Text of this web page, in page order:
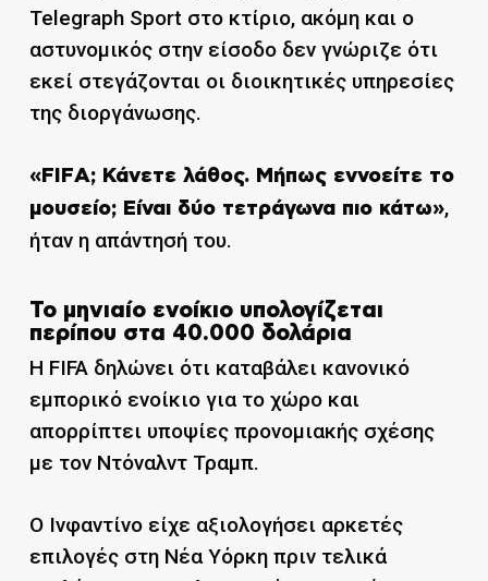
Telegraph Sport στο κτίριο, ακόμη και ο
αστυνομικός στην είσοδο δεν γνώριζε ότι
εκεί στεγάζονται οι διοικητικές υπηρεσίες
της διοργάνωσης.
«FIFA; Κάνετε λάθος. Μήπως εννοείτε το
μουσείο; Είναι δύο τετράγωνα πιο κάτω»,
ήταν η απάντησή του.
Το μηνιαίο ενοίκιο υπολογίζεται
περίπου στα 40.000 δολάρια
Η FIFA δηλώνει ότι καταβάλει κανονικό
εμπορικό ενοίκιο για το χώρο και
απορρίπτει υποψίες προνομιακής σχέσης
με τον Ντόναλντ Τραμπ.
Ο Ινφαντίνο είχε αξιολογήσει αρκετές
επιλογές στη Νέα Υόρκη πριν τελικά